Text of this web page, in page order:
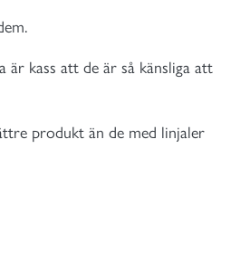
är kass att de är så känsliga att
produkt än de med linjaler